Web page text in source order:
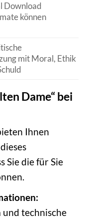
Download
können
mit Moral, Ethik
Dame“ bei
Ihnen
Sie die für Sie
technische